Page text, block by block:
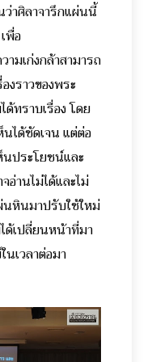
าศิลาจารึกแผ่นนี้
พื่อ
มเก่งกล้าสามารถ
งราวของพระ
ทราบเรื่อง โดย
ได้ชัดเจน แต่ต่อ
ประโยชน์และ
อ่านไม่ได้และไม่
นหินมาปรับใช้ใหม่
ด้เปลี่ยนหน้าที่มา
เวลาต่อมา